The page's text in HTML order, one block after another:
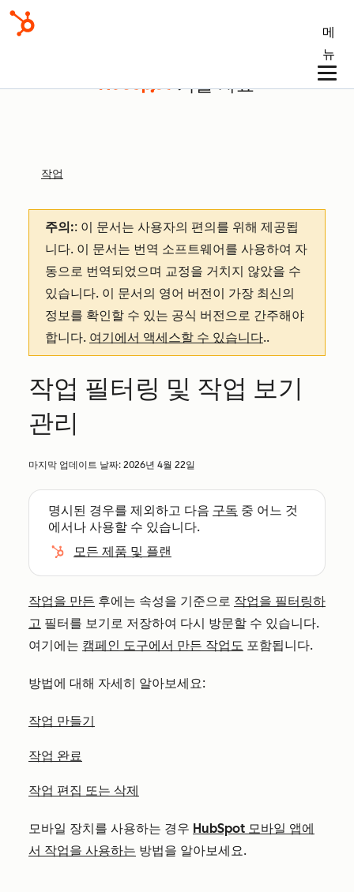
메
뉴
기술 자료
작업
주의:: 이 문서는 사용자의 편의를 위해 제공됩
니다. 이 문서는 번역 소프트웨어를 사용하여 자
동으로 번역되었으며 교정을 거치지 않았을 수
있습니다. 이 문서의 영어 버전이 가장 최신의
정보를 확인할 수 있는 공식 버전으로 간주해야
합니다. 여기에서 액세스할 수 있습니다..
작업 필터링 및 작업 보기
관리
마지막 업데이트 날짜: 2026년 4월 22일
명시된 경우를 제외하고 다음 구독 중 어느 것
에서나 사용할 수 있습니다.
모든 제품 및 플랜
작업을 만든 후에는 속성을 기준으로 작업을 필터링하
고 필터를 보기로 저장하여 다시 방문할 수 있습니다.
여기에는 캠페인 도구에서 만든 작업도 포함됩니다.
방법에 대해 자세히 알아보세요:
작업 만들기
작업 완료
작업 편집 또는 삭제
모바일 장치를 사용하는 경우 HubSpot 모바일 앱에
서 작업을 사용하는 방법을 알아보세요.